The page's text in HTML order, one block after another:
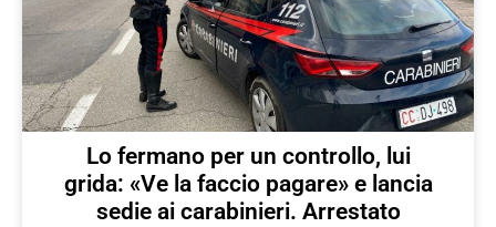
Lo fermano per un controllo, lui
grida: «Ve la faccio pagare» e lancia
sedie ai carabinieri. Arrestato